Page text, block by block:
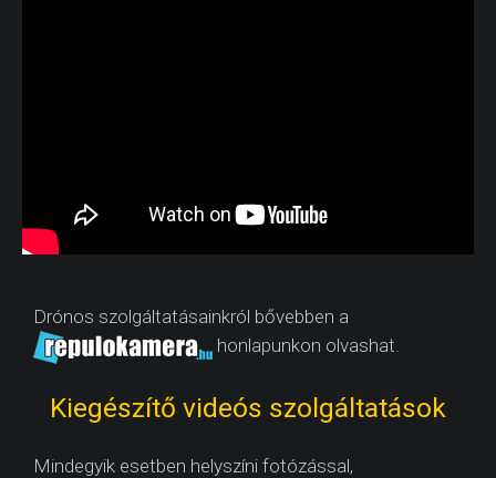
Drónos szolgáltatásainkról bővebben a
honlapunkon olvashat.
Kiegészítő videós szolgáltatások
Mindegyik esetben helyszíni fotózással,